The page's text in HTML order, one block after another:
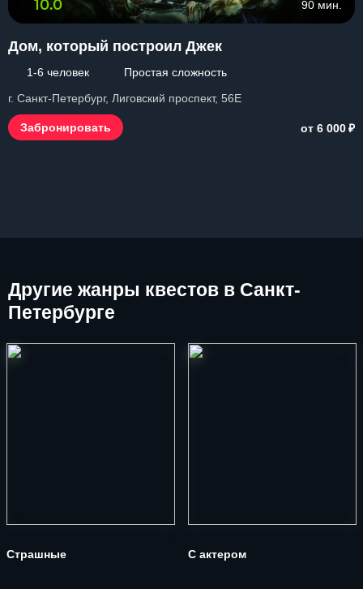
10.0 90 мин.
Дом, который построил Джек
1-6 человек
Простая сложность
г. Санкт-Петербург, Лиговский проспект, 56Е
Забронировать от 6 000₽
Другие жанры квестов в Санкт-
Петербурге
Страшные С актером